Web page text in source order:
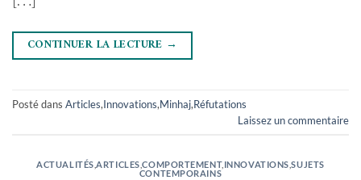
CONTINUER LA LECTURE →
Posté dans Articles,Innovations,Minhaj,Réfutations
Laissez un commentaire
ACTUALITÉS ,ARTICLES ,COMPORTEMENT, INNOVATIONS ,SUJETS
CONTEMPORAINS